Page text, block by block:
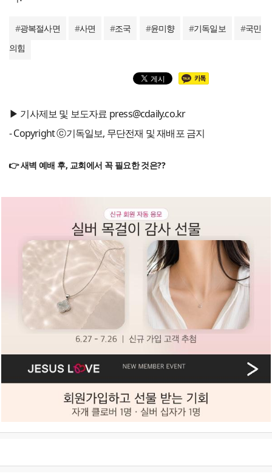
#광복절사면 #사면 #조국 #윤미향 #기독일보 #국민
의힘
▶ 기사제보 및 보도자료 press@cdaily.co.kr
- Copyright ⓒ기독일보, 무단전재 및 재배포 금지
👉 새벽 예배 후, 교회에서 꼭 필요한 것은??